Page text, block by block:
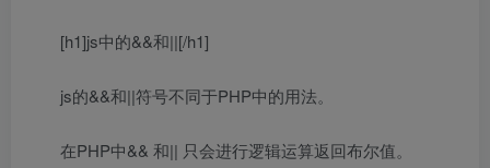
[h1]js中的&&和||[/h1]
js的&&和||符号不同于PHP中的用法。
在PHP中&& 和|| 只会进行逻辑运算返回布尔值。